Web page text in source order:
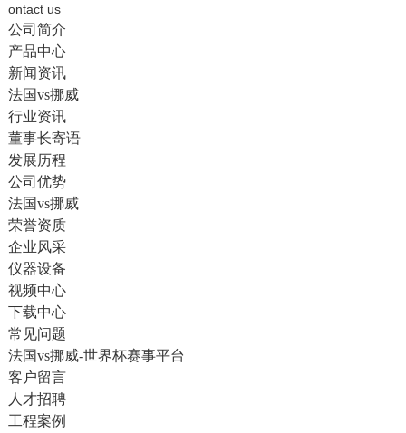
ontact us
公司简介
产品中心
新闻资讯
法国vs挪威
行业资讯
董事长寄语
发展历程
公司优势
法国vs挪威
荣誉资质
企业风采
仪器设备
视频中心
下载中心
常见问题
法国vs挪威-世界杯赛事平台
客户留言
人才招聘
工程案例